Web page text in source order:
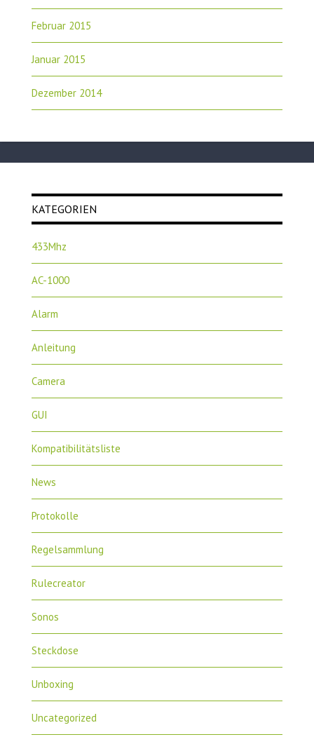
Februar 2015
Januar 2015
Dezember 2014
KATEGORIEN
433Mhz
AC-1000
Alarm
Anleitung
Camera
GUI
Kompatibilitätsliste
News
Protokolle
Regelsammlung
Rulecreator
Sonos
Steckdose
Unboxing
Uncategorized